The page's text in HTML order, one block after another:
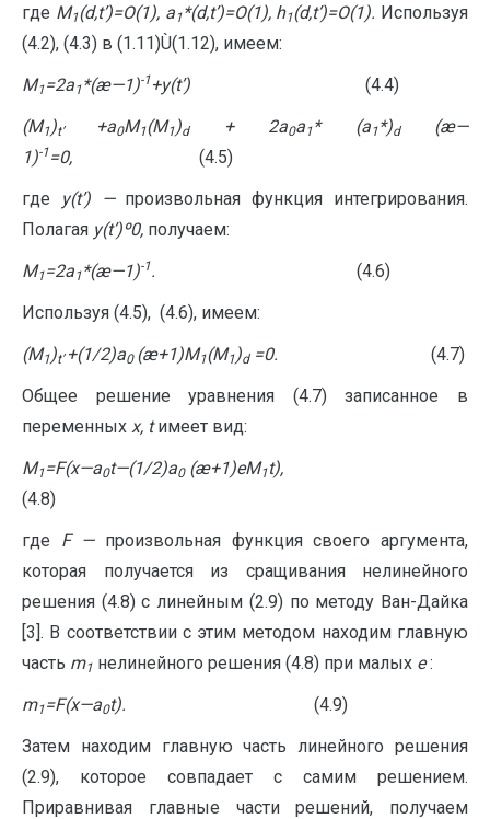
где M1(d,t’)=O(1), a1*(d,t’)=O(1), h1(d,t’)=O(1). Используя
(4.2), (4.3) в (1.11)Ù(1.12), имеем:
M1=2a1*(æ—1)-1+y(t’) (4.4)
(M1 )t’ +a0M1(M1 )d+ 2a0a1* (a1*)d (æ—
1)-1=0, (4.5)
где
y(t’) —произвольная функция интегрирования.
Полагая y(t’)º0, получаем:
M1=2a1*(æ—1)-1. (4.6)
Используя (4.5), (4.6), имеем:
(M1 )t’ +(1/2)a0 (æ+1)M1(M1 )d =0. (4.7)
Общее решение уравнения (4.7) записанное в
переменных x, tимеет вид:
M1=F(x—a0t—(1/2)a0 (æ+1)eM1t),
(4.8)
где F —произвольная функция своего аргумента,
которая получается из сращивания нелинейного
решения (4.8) с линейным (2.9) по методу Ван-Дайка
[3]. В соответствии с этим методом находим главную
часть m1 нелинейного решения (4.8) при малых e:
m1=F(x—a0t). (4.9)
Затем находим главную часть линейного решения
(2.9), которое совпадает с самим решением.
Приравнивая главные части решений, получаем